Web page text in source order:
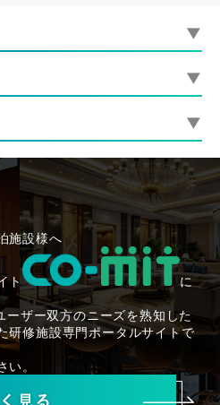
施設様へ
ト
に
ザー双方のニーズを熟知した
研修施設専門ポータルサイトで
い。